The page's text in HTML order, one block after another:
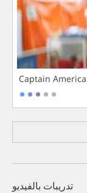
Captain
تدريبات بالفيديو